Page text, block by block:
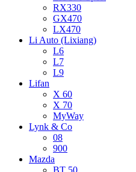
RX330
GX470
LX470
Li Auto (Lixiang)
L6
L7
L9
Lifan
X 60
X 70
MyWay
Lynk & Co
08
900
Mazda
BT 50